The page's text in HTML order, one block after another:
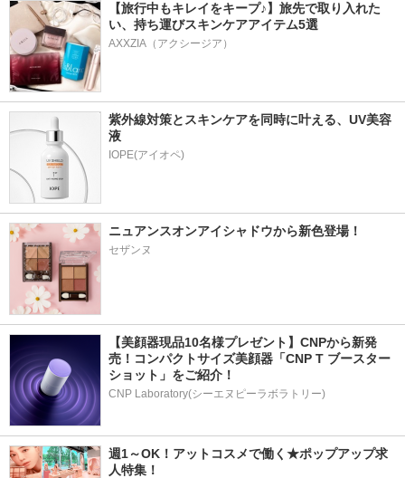
【旅行中もキレイをキープ♪】旅先で取り入れた
い、持ち運びスキンケアアイテム5選
AXXZIA（アクシージア）
紫外線対策とスキンケアを同時に叶える、UV美容
液
ニュアンスオンアイシャドウから新色登場！
セザンヌ
【美顔器現品10名様プレゼント】CNPから新発
売！コンパクトサイズ美顔器「CNP T ブースター
ショット」をご紹介！
CNP Laboratory(シーエヌピーラボラトリー)
週1～OK！アットコスメで働く★ポップアップ求
人特集！